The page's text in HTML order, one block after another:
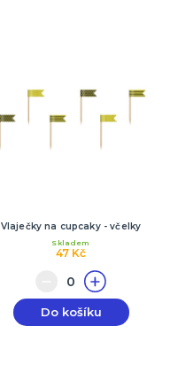
Vlaječky na cupcaky - včelky
47 Kč
Skladem
Do košíku